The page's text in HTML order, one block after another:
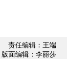
责任编辑：王端
版面编辑：李丽莎